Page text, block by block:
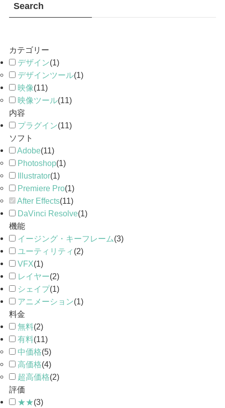
Search
カテゴリー
デザイン(1)
デザインツール(1)
映像(11)
映像ツール(11)
内容
プラグイン(11)
ソフト
Adobe(11)
Photoshop(1)
Illustrator(1)
Premiere Pro(1)
After Effects(11)
DaVinci Resolve(1)
機能
イージング・キーフレーム(3)
ユーティリティ (2)
VFX(1)
レイヤー(2)
シェイプ(1)
アニメーション(1)
料金
無料(2)
有料(11)
中価格(5)
高価格(4)
超高価格(2)
評価
★★(3)